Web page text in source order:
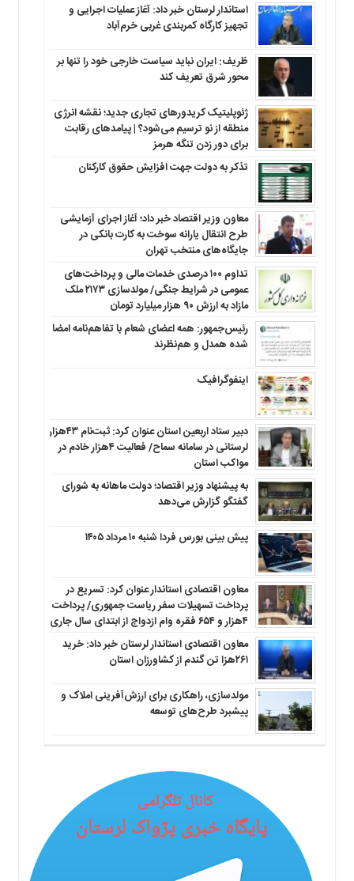
استاندار لرستان خبر داد: آغاز عملیات اجرایی و
تجهیز کارگاه کمربندی غربی خرم‌آباد
ظریف: ایران نباید سیاست خارجی خود را تنها بر
محور شرق تعریف کند
ژئوپلیتیک کریدورهای تجاری جدید؛ نقشه انرژی
منطقه‌ از نو ترسیم می‌شود؟ | پیامدهای رقابت
برای دور زدن تنگه هرمز
تذکر به دولت جهت افزایش حقوق کارکنان ‌
معاون وزیر اقتصاد خبر داد؛ آغاز اجرای آزمایشی
طرح انتقال یارانه سوخت به کارت بانکی در
جایگاه‌های منتخب تهران
تداوم ۱۰۰ درصدی خدمات مالی و پرداخت‌های
عمومی در شرایط جنگی/ مولدسازی ۲۱۷۳ ملک
مازاد به ارزش ۹۰ هزار میلیارد تومان
رئیس‌جمهور: همه اعضای شعام با تفاهم‌نامه امضا
شده همدل و هم‌نظرند
اینفوگرافیک
دبیر ستاد اربعین استان عنوان کرد: ثبت‌نام ۴۳هزار
لرستانی در سامانه سماح/ فعالیت ۴هزار خادم در
مواکب استان
به پیشنهاد وزیر اقتصاد؛ دولت ماهانه به شورای
گفتگو گزارش می‌دهد
پیش بینی بورس فردا شنبه ۱۰ مرداد ۱۴۰۵
معاون اقتصادی استاندار عنوان کرد: تسریع در
پرداخت تسهیلات سفر ریاست جمهوری/ پرداخت
۴هزار و ۶۵۴ فقره وام ازدواج از ابتدای سال جاری
معاون اقتصادی استاندار لرستان خبر داد: خرید
۲۶۱هزا تن گندم از کشاورزان استان
مولدسازی، راهکاری برای ارزش‌آفرینی املاک و
پیشبرد طرح‌های توسعه